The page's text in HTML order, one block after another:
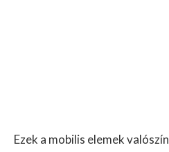
Ezek a mobilis elemek